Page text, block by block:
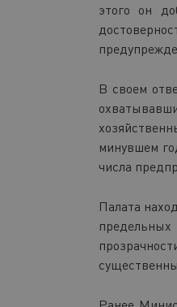
этого он
В своем
минувшем
числа
Палата
предельных